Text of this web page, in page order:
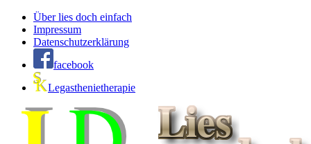
Über lies doch einfach
Impressum
Datenschutzerklärung
facebook
Legasthenietherapie